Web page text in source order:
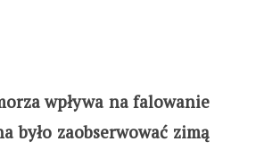
wpływa na falowanie
było zaobserwować zimą